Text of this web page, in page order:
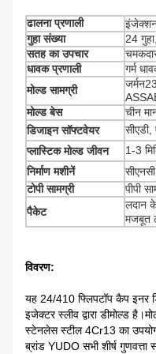
ढालना प्रणाली
गुहा संख्या
24
सतह का उपचार
धावक प्रणाली
गर्म
मोल्ड सामग्री
मोल्ड बेस
चीन
डिजाइन सॉफ्टवेयर
प्लास्टिक मोल्ड जीवन
1-3
निर्माण मशीनें
टोपी सामग्री
पीपी
पैकेट
लदान
मजबूत
विवरण:
यह 24/410 फ्लिपटॉप कैप इनर
इजेक्टर स्लीव द्वारा डीमोल्ड
स्टेनलेस स्टील 4Cr13 का
ब्रांड YUDO सभी शीर्ष गुणवत्ता